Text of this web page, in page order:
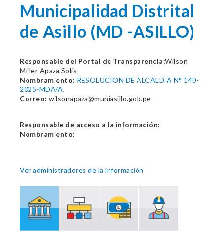
Municipalidad Distrital
de Asillo (MD -ASILLO)
Responsable del Portal de Transparencia:Wilson
Miller Apaza Solis
Nombramiento: RESOLUCION DE ALCALDIA N° 140-
2025-MDA/A.
Correo: wilsonapaza@muniasillo.gob.pe
Responsable de acceso a la información:
Nombramiento:
Ver administradores de la información